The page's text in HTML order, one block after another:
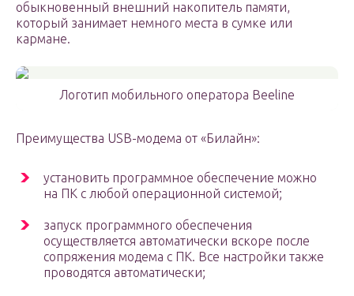
обыкновенный внешний накопитель памяти,
который занимает немного места в сумке или
кармане.
Логотип мобильного оператора Beeline
Преимущества USB-модема от «Билайн»:
установить программное обеспечение можно
на ПК с любой операционной системой;
запуск программного обеспечения
осуществляется автоматически вскоре после
сопряжения модема с ПК. Все настройки также
проводятся автоматически;